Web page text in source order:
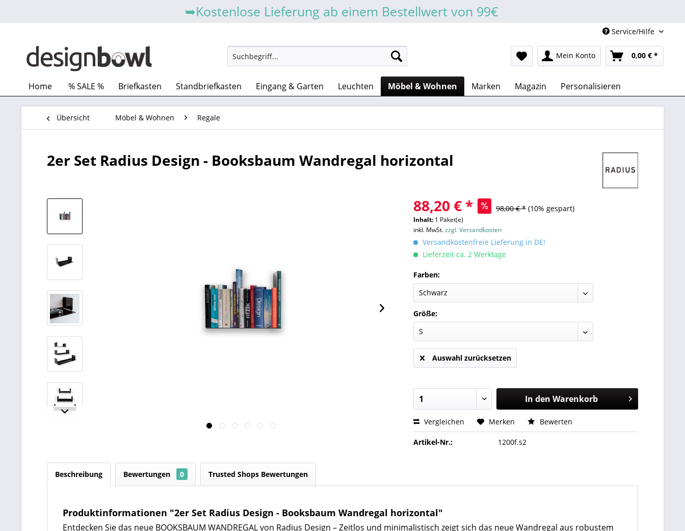
➥Kostenlose Lieferung ab einem Bestellwert von 99€
Service/Hilfe
Mein Konto 0,00 € *
Home % SALE % Briefkasten Standbriefkasten Eingang & Garten Leuchten Möbel & Wohnen Marken Magazin Personalisieren
Übersicht Möbel & Wohnen Regale
2er Set Radius Design - Booksbaum Wandregal horizontal
88,20 € * 98,00 € * (10% gespart)
Inhalt: 1 Paket(e)
inkl. MwSt.zzgl. Versandkosten
Versandkostenfreie Lieferung in DE!
Lieferzeit ca. 2 Werktage
Farben:
Größe:
Auswahl zurücksetzen
In den Warenkorb
Vergleichen Merken Bewerten
Artikel-Nr.: 1200f.s2
Beschreibung Bewertungen 0 Trusted Shops Bewertungen
Produktinformationen "2er Set Radius Design - Booksbaum Wandregal horizontal"